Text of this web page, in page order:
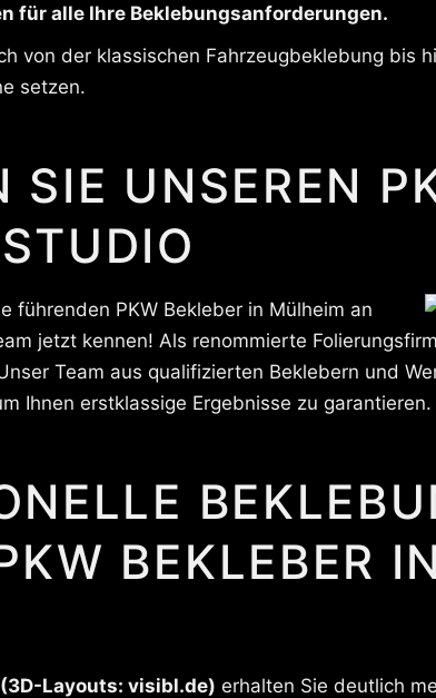
für alle Ihre Beklebungsanforderungen.
von der klassischen Fahrzeugbeklebung bis
setzen.
SIE UNSEREN
führenden PKW Bekleber in Mülheim an
jetzt kennen! Als renommierte
Team aus qualifizierten Beklebern und
Ihnen erstklassige Ergebnisse zu garantieren.
BEKLEBER
(3D-Layouts: visibl.de) erhalten Sie deutlich